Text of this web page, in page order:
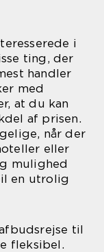
i
ting, der
handler
med
at du kan
af prisen.
når der
eller
mulighed
en utrolig
til
fleksibel.